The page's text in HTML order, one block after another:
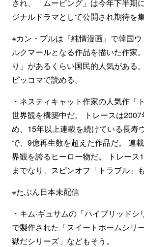
され、「ムービング」は今年下半期
ジナルドラマとして公開され期待を
※カン・プルは『純情漫画』で韓国
ルクマールとなる作品を描いた作家
り」があるくらい国民的人気がある
ピッコマで読める。
・ネスティキャット作家の人気作「
世界観を構築中だ。 トレースは
め、15年以上連載を続けている長寿
で、9億再生数を超えた作品だ。 連
界観を誇るヒーロー物だ。 トレース
までなり、スピンオフ「トラブル」
※たぶん日本未配信
・キム·ギュサムの「ハイブリッド
で製作された「スイートホームシリ
獄だシリーズ」などもそう。